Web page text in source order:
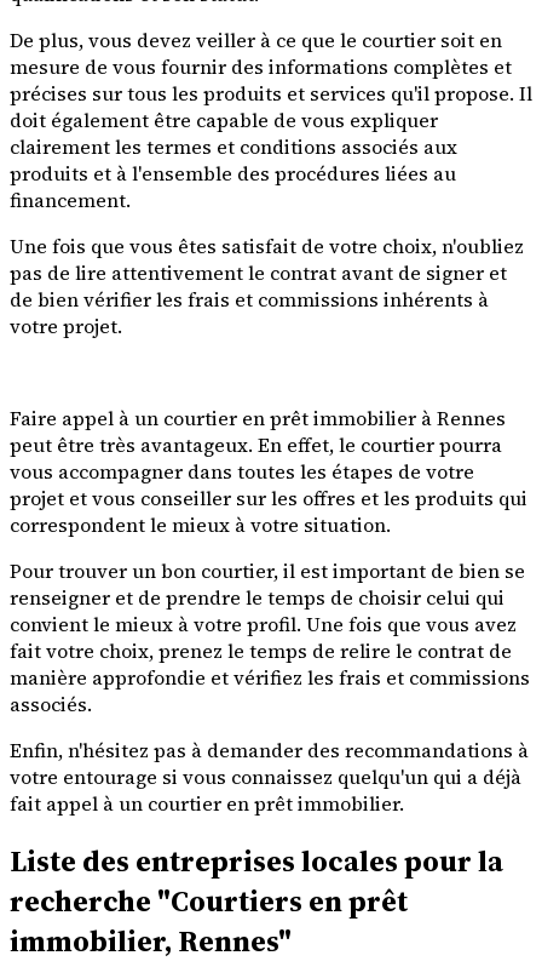
De plus, vous devez veiller à ce que le courtier soit en
mesure de vous fournir des informations complètes et
précises sur tous les produits et services qu'il propose. Il
doit également être capable de vous expliquer
clairement les termes et conditions associés aux
produits et à l'ensemble des procédures liées au
financement.
Une fois que vous êtes satisfait de votre choix, n'oubliez
pas de lire attentivement le contrat avant de signer et
de bien vérifier les frais et commissions inhérents à
votre projet.
Faire appel à un courtier en prêt immobilier à Rennes
peut être très avantageux. En effet, le courtier pourra
vous accompagner dans toutes les étapes de votre
projet et vous conseiller sur les offres et les produits qui
correspondent le mieux à votre situation.
Pour trouver un bon courtier, il est important de bien se
renseigner et de prendre le temps de choisir celui qui
convient le mieux à votre profil. Une fois que vous avez
fait votre choix, prenez le temps de relire le contrat de
manière approfondie et vérifiez les frais et commissions
associés.
Enfin, n'hésitez pas à demander des recommandations à
votre entourage si vous connaissez quelqu'un qui a déjà
fait appel à un courtier en prêt immobilier.
Liste des entreprises locales pour la
recherche "Courtiers en prêt
immobilier, Rennes"